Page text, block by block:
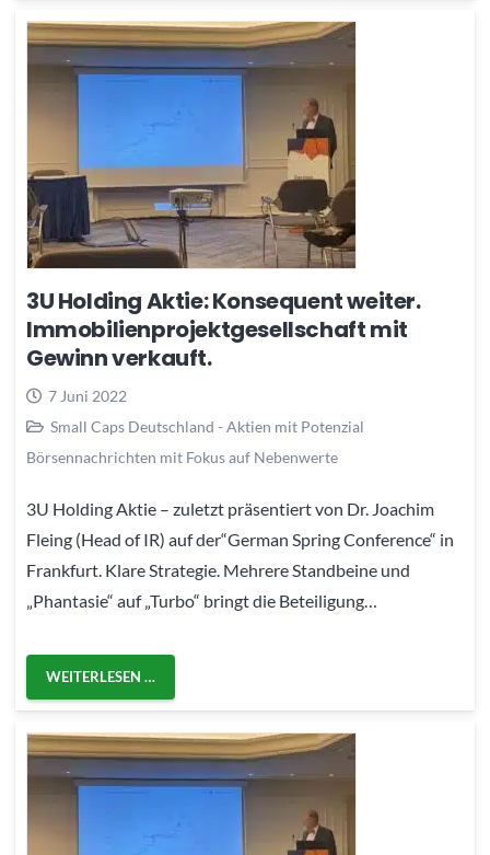
3U Holding Aktie: Konsequent weiter.
Immobilienprojektgesellschaft mit
Gewinn verkauft.
7 Juni 2022
Small Caps Deutschland - Aktien mit Potenzial
Börsennachrichten mit Fokus auf Nebenwerte
3U Holding Aktie – zuletzt präsentiert von Dr. Joachim
Fleing (Head of IR) auf der“German Spring Conference“ in
Frankfurt. Klare Strategie. Mehrere Standbeine und
„Phantasie“ auf „Turbo“ bringt die Beteiligung…
WEITERLESEN …